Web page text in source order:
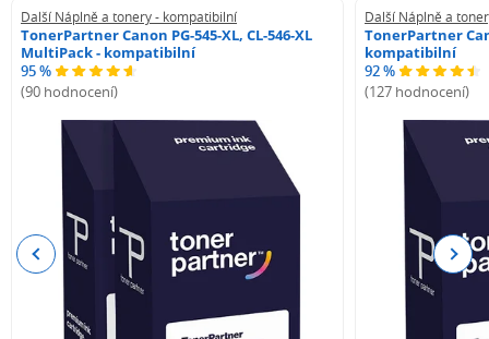
Další Náplně a tonery - kompatibilní
TonerPartner Canon PG-545-XL, CL-546-XL
MultiPack - kompatibilní
95 %
(90 hodnocení)
Další Náplně a
TonerPartner
kompatibilní
92 %
(127 hodnocení)
Previous Next